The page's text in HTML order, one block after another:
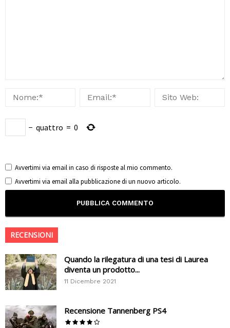
− quattro = 0
Avvertimi via email in caso di risposte al mio commento.
Avvertimi via email alla pubblicazione di un nuovo articolo.
RECENSIONI
Quando la rilegatura di una tesi di Laurea
diventa un prodotto...
11 Dicembre 2021
Recensione Tannenberg PS4